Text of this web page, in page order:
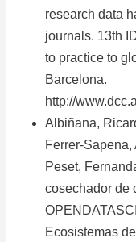
research data
journals. 13th
to practice to
Barcelona.
http://
Albiñana,
Ferrer-
Peset,
cosechador de
Ecosistemas